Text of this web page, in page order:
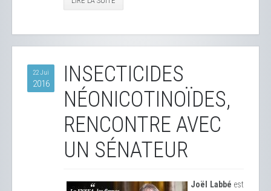
22 Jui
2016
INSECTICIDES
NÉONICOTINOÏDES,
RENCONTRE AVEC
UN SÉNATEUR
Joël Labbé est